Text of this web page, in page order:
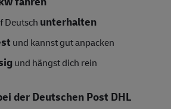
Deutsch unterhalten
und kannst gut anpacken
und hängst dich rein
der Deutschen Post DHL